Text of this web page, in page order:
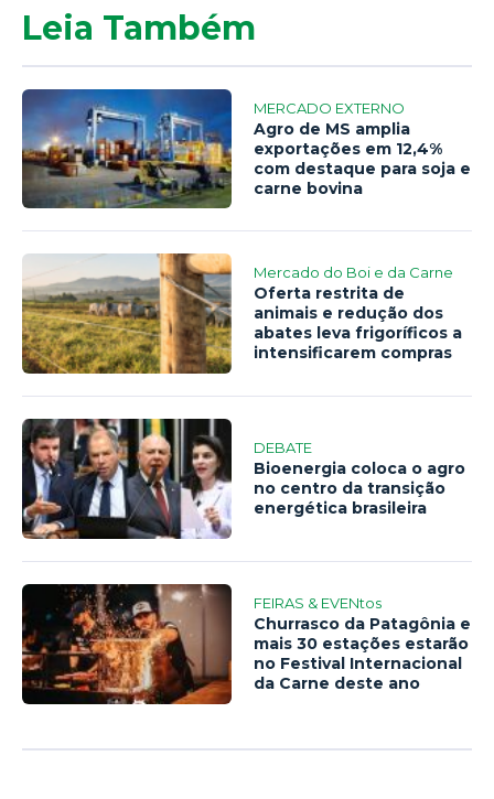
Leia Também
MERCADO EXTERNO
Agro de MS amplia
exportações em 12,4%
com destaque para soja e
carne bovina
Mercado do Boi e da Carne
Oferta restrita de
animais e redução dos
abates leva frigoríficos a
intensificarem compras
DEBATE
Bioenergia coloca o agro
no centro da transição
energética brasileira
FEIRAS & EVENtos
Churrasco da Patagônia e
mais 30 estações estarão
no Festival Internacional
da Carne deste ano